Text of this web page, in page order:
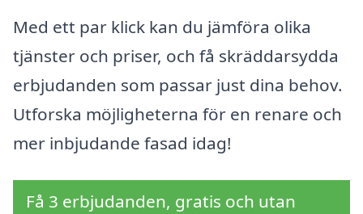
Med ett par klick kan du jämföra olika
tjänster och priser, och få skräddarsydda
erbjudanden som passar just dina behov.
Utforska möjligheterna för en renare och
mer inbjudande fasad idag!
Få 3 erbjudanden, gratis och utan